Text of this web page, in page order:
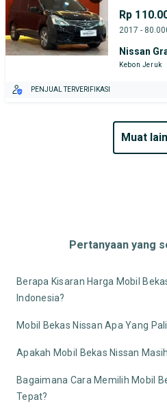
Rp
2017 -
Nissan
Kebon Jeruk
PENJUAL TERVERIFIKASI
muat
Pertanyaan yang
Berapa Kisaran Harga Mobil
Indonesia?
Mobil Bekas Nissan Apa Yang
Apakah Mobil Bekas Nissan
Bagaimana Cara Memilih Mobil
Tepat?